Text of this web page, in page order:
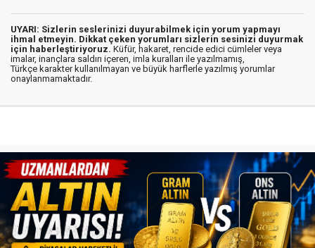
UYARI: Sizlerin seslerinizi duyurabilmek için yorum yapmayı
ihmal etmeyin. Dikkat çeken yorumları sizlerin sesinizi duyurmak
için haberleştiriyoruz. Küfür, hakaret, rencide edici cümleler veya
imalar, inançlara saldırı içeren, imla kuralları ile yazılmamış,
Türkçe karakter kullanılmayan ve büyük harflerle yazılmış yorumlar
onaylanmamaktadır.